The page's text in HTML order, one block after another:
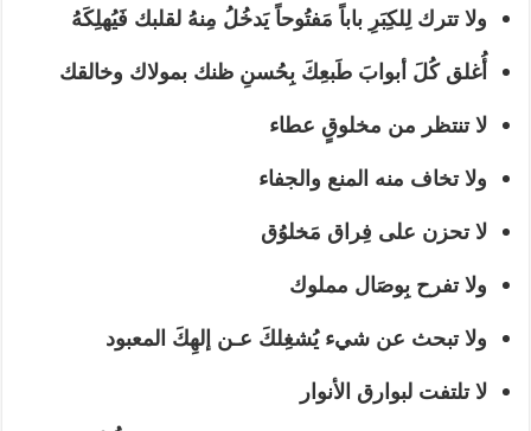
ولا تترك لِلكِبَرِ باباً مَفتُوحاً يَدخُلُ مِنهُ لقلبك فَيُهلِكَهُ
أُغلق كُلَ أبوابَ طَبعِكَ بِحُسنِ ظنك بمولاك وخالقك
لا تنتظر من مخلوقٍ عطاء
ولا تخاف منه المنع والجفاء
لا تحزن على فِراق مَخلوُق
ولا تفرح بِوصَال مملوك
ولا تبحث عن شيء يُشغِلكَ عـن إلهِكَ المعبود
لا تلتفت لبوارق الأنوار